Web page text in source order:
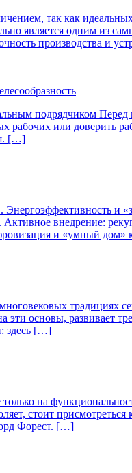
так как
является одним из
производства и
подрядчиком
рабочих или доверить
[…]
Энергоэффективность
внедрение:
и «умный
традициях
основы, развивает
здесь […]
на
стоит
Форест. […]